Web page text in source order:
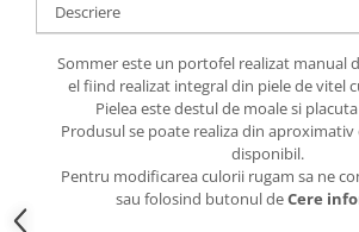
Descriere
Sommer este un portofel realizat manual
el fiind realizat integral din piele de vitel
Pielea este destul de moale si
Produsul se poate realiza din
disponibil.
Pentru modificarea culorii rugam sa ne
sau folosind butonul deCere